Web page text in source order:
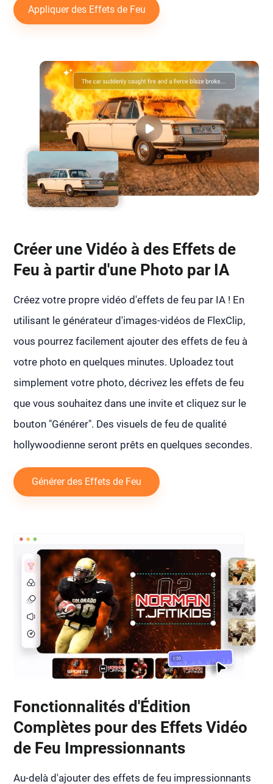
Appliquer des Effets de Feu
Créer une Vidéo à des Effets de
Feu à partir d'une Photo par IA
Créez votre propre vidéo d'effets de feu par IA ! En
utilisant le générateur d'images-vidéos de FlexClip,
vous pourrez facilement ajouter des effets de feu à
votre photo en quelques minutes. Uploadez tout
simplement votre photo, décrivez les effets de feu
que vous souhaitez dans une invite et cliquez sur le
bouton "Générer". Des visuels de feu de qualité
hollywoodienne seront prêts en quelques secondes.
Générer des Effets de Feu
Fonctionnalités d'Édition
Complètes pour des Effets Vidéo
de Feu Impressionnants
Au-delà d'ajouter des effets de feu impressionnants